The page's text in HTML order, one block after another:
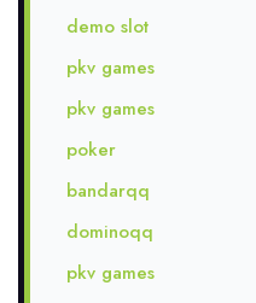
demo slot
pkv games
pkv games
poker
bandarqq
dominoqq
pkv games